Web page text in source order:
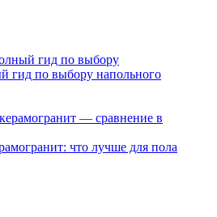
гид по выбору напольного
что лучше для пола